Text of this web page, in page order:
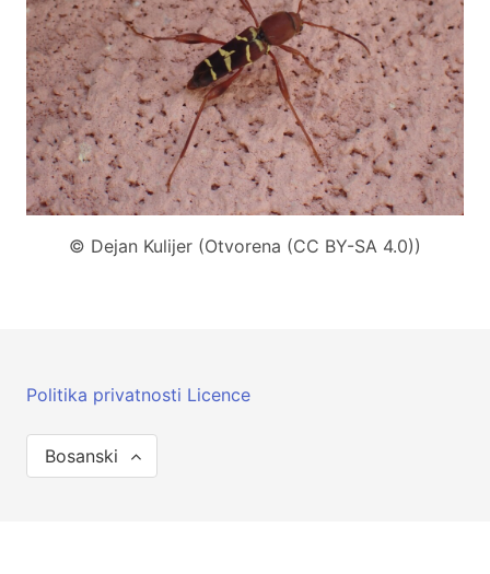
© Dejan Kulijer (Otvorena (CC BY-SA 4.0))
Politika privatnosti Licence
Bosanski